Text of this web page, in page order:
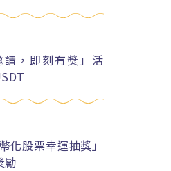
，即刻有獎」活
化股票幸運抽獎」
勵